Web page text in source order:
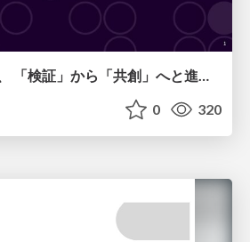
AIを叩き台として、 「検証」から「共創」へと進化するリサーチ
0 320